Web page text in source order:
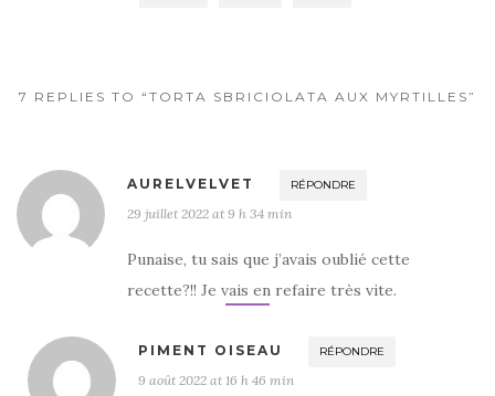
k
7 REPLIES TO “TORTA SBRICIOLATA AUX MYRTILLES”
AURELVELVET RÉPONDRE
29 juillet 2022 at 9 h 34 min
Punaise, tu sais que j’avais oublié cette
recette?!! Je vais en refaire très vite.
PIMENT OISEAU RÉPONDRE
9 août 2022 at 16 h 46 min